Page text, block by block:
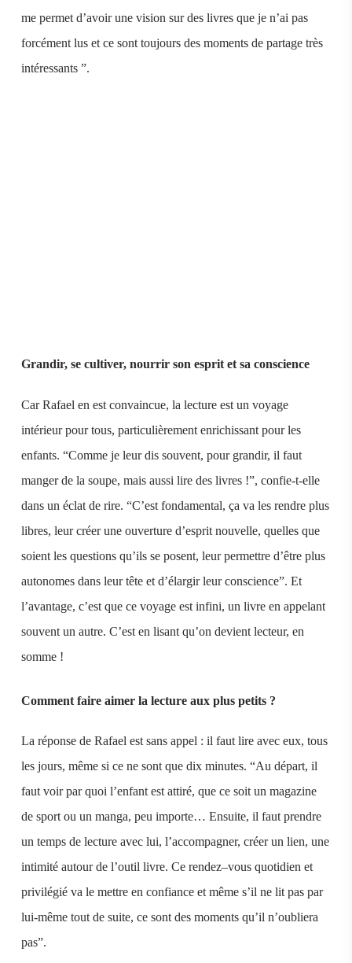
me permet d’avoir une vision sur des livres que je n’ai pas
forcément lus et ce sont toujours des moments de partage très
intéressants ”.
Grandir, se cultiver, nourrir son esprit et sa conscience
Car Rafael en est convaincue, la lecture est un voyage
intérieur pour tous, particulièrement enrichissant pour les
enfants. “Comme je leur dis souvent, pour grandir, il faut
manger de la soupe, mais aussi lire des livres !”, confie-t-elle
dans un éclat de rire. “C’est fondamental, ça va les rendre plus
libres, leur créer une ouverture d’esprit nouvelle, quelles que
soient les questions qu’ils se posent, leur permettre d’être plus
autonomes dans leur tête et d’élargir leur conscience”. Et
l’avantage, c’est que ce voyage est infini, un livre en appelant
souvent un autre. C’est en lisant qu’on devient lecteur, en
somme !
Comment faire aimer la lecture aux plus petits ?
La réponse de Rafael est sans appel : il faut lire avec eux, tous
les jours, même si ce ne sont que dix minutes. “Au départ, il
faut voir par quoi l’enfant est attiré, que ce soit un magazine
de sport ou un manga, peu importe… Ensuite, il faut prendre
un temps de lecture avec lui, l’accompagner, créer un lien, une
intimité autour de l’outil livre. Ce rendez–vous quotidien et
privilégié va le mettre en confiance et même s’il ne lit pas par
lui-même tout de suite, ce sont des moments qu’il n’oubliera
pas”.